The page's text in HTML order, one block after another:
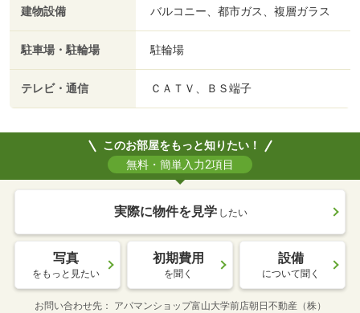
建物設備 バルコニー、都市ガス、複層ガラス
駐車場・駐輪場 駐輪場
テレビ・通信 ＣＡＴＶ、ＢＳ端子
このお部屋をもっと知りたい！
無料・簡単入力2項目
実際に物件を見学 したい
写真
をもっと見たい
初期費用
を聞く
設備
について聞く
お問い合わせ先 アパマンショップ富山大学前店朝日不動産（株）